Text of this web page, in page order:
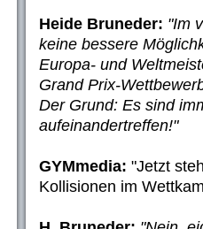
Heide Bruneder: "Im
keine bessere
Europa- und
Grand Prix-
Der Grund: Es sind
aufeinandertreffen!"
GYMmedia: "Jetzt
Kollisionen im